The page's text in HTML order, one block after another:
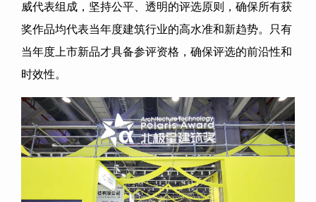
威代表组成，坚持公平、透明的评选原则，确保所有获
奖作品均代表当年度建筑行业的高水准和新趋势。只有
当年度上市新品才具备参评资格，确保评选的前沿性和
时效性。